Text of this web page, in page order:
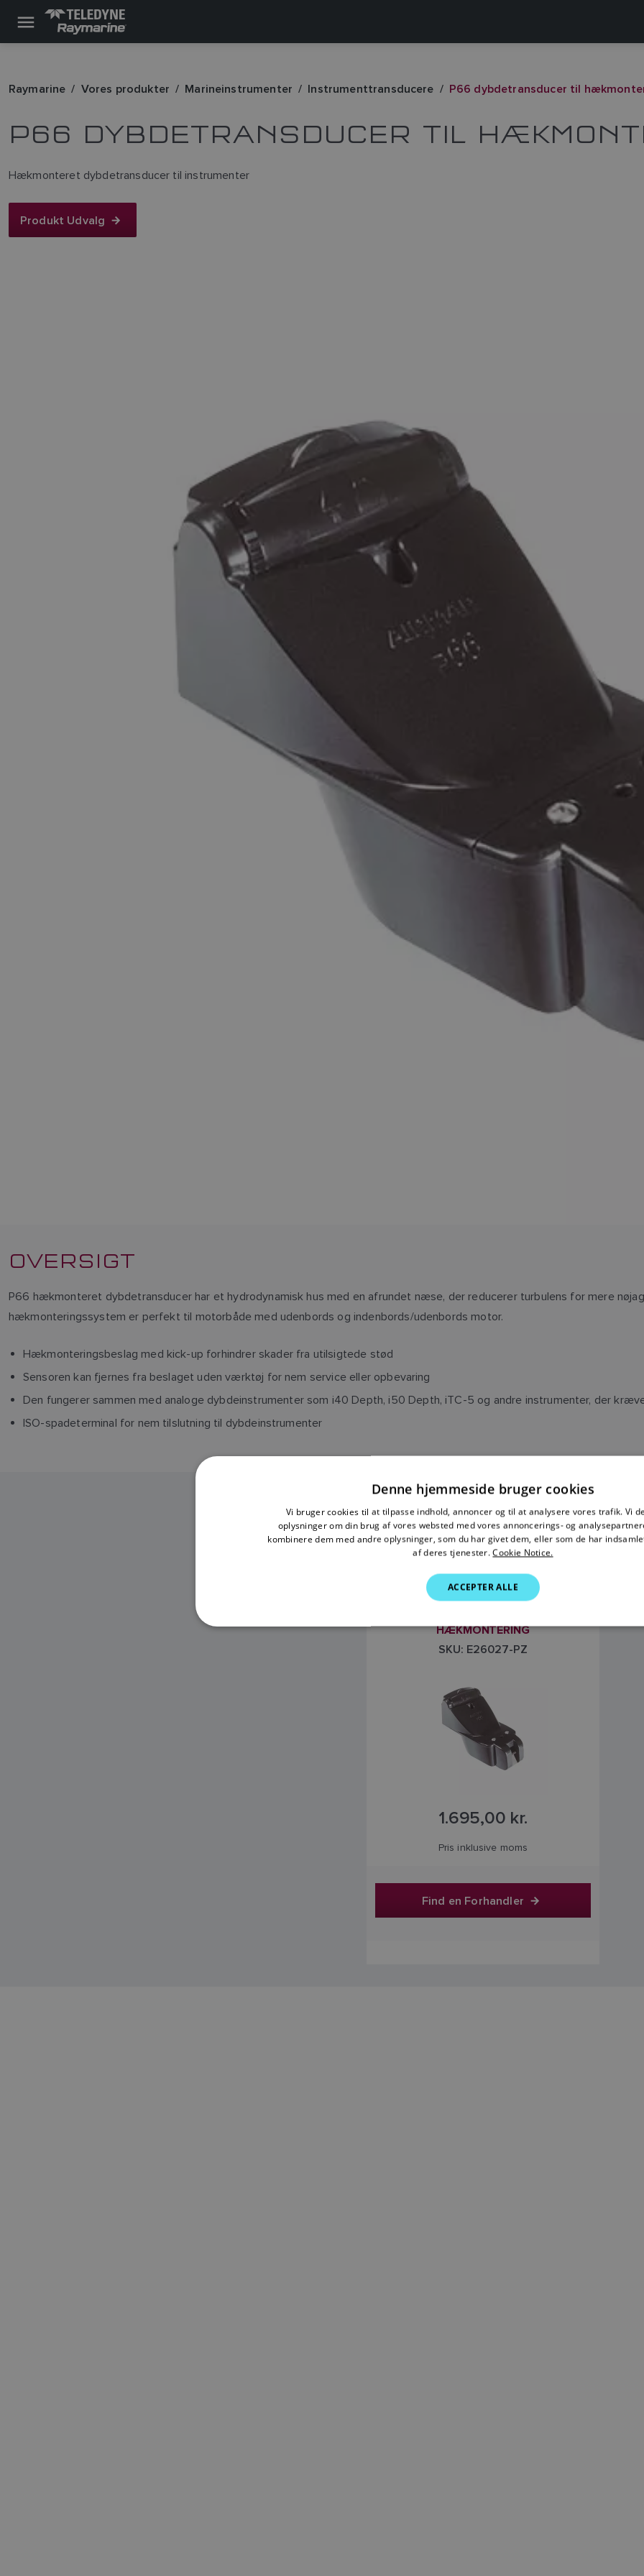
Raymarine Vores produkter Marineinstrumenter Instrumenttransducere P66 dybdetransducer til
P66 DYBDETRANSDUCER TIL
Hækmonteret dybdetransducer til instrumenter
Produkt Udvalg
OVERSIGT
P66 hækmonteret dybdetransducer har et hydrodynamisk hus med en afrundet næse, der reducerer turbulens for mere
hækmonteringssystem er perfekt til motorbåde med udenbords og indenbords/udenbords motor.
Hækmonteringsbeslag med kick-up forhindrer skader fra utilsigtede stød
Sensoren kan fjernes fra beslaget uden værktøj for nem service eller opbevaring
Den fungerer sammen med analoge dybdeinstrumenter som i40 Depth, i50 Depth, iTC-5 og andre instrumenter, der
ISO-spadeterminal for nem tilslutning til dybdeinstrumenter
P66 DYBDETRANSDUCER
HÆKMONTERING
SKU: E26027-PZ
1.695,00 kr.
Pris inklusive moms
Find en Forhandler
Denne hjemmeside bruger cookies
Vi bruger cookies til at tilpasse indhold, annoncer og til at analysere vores trafik. Vi
oplysninger om din brug af vores websted med vores annoncerings- og
kombinere dem med andre oplysninger, som du har givet dem, eller som de har
af deres tjenester. Cookie Notice.
ACCEPTER ALLE